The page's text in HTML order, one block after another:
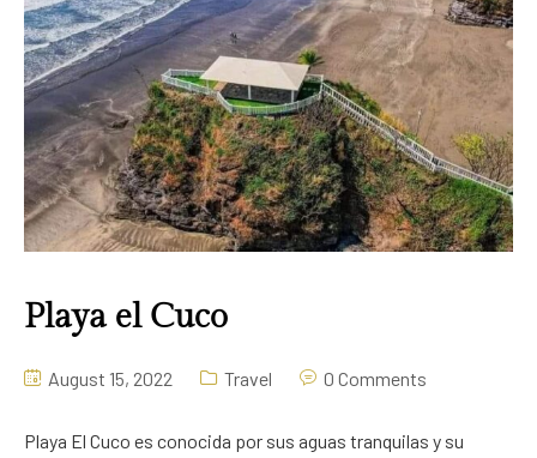
Playa el Cuco
August 15, 2022 Travel 0 Comments
Playa El Cuco es conocida por sus aguas tranquilas y su